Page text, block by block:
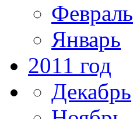
Февраль
Январь
2011 год
Декабрь